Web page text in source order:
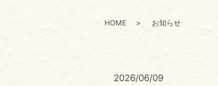
HOME お知らせ
2026/06/09